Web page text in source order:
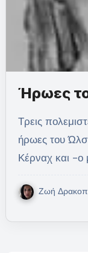
Ήρωες
Τρεις πολεμιστές ξεχωρίζουν από τους μυθικούς
ήρωες του
Κέρναχ και -ο
Ζωή